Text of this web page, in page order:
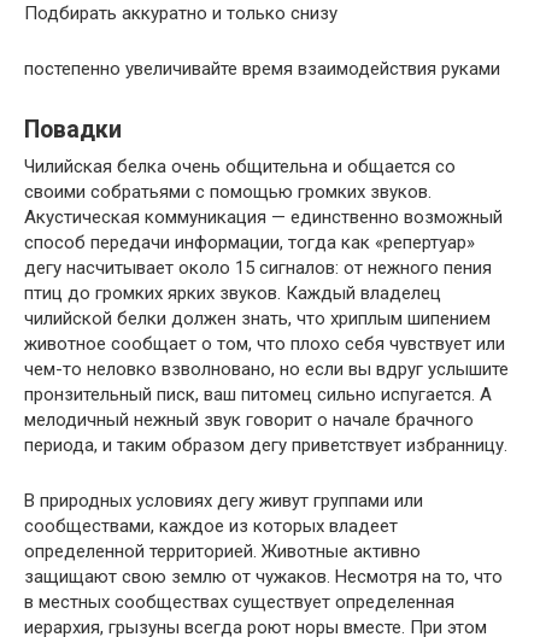
Подбирать аккуратно и только снизу
постепенно увеличивайте время взаимодействия руками
Повадки
Чилийская белка очень общительна и общается со
своими собратьями с помощью громких звуков.
Акустическая коммуникация — единственно возможный
способ передачи информации, тогда как «репертуар»
дегу насчитывает около 15 сигналов: от нежного пения
птиц до громких ярких звуков. Каждый владелец
чилийской белки должен знать, что хриплым шипением
животное сообщает о том, что плохо себя чувствует или
чем-то неловко взволновано, но если вы вдруг услышите
пронзительный писк, ваш питомец сильно испугается. А
мелодичный нежный звук говорит о начале брачного
периода, и таким образом дегу приветствует избранницу.
В природных условиях дегу живут группами или
сообществами, каждое из которых владеет
определенной территорией. Животные активно
защищают свою землю от чужаков. Несмотря на то, что
в местных сообществах существует определенная
иерархия, грызуны всегда роют норы вместе. При этом